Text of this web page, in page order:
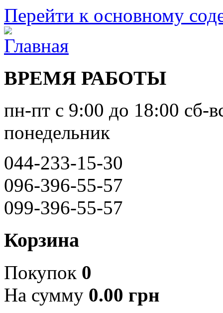
Перейти к основному
ВРЕМЯ РАБОТЫ
пн-пт с 9:00 до 18:00 сб-
понедельник
044-233-15-30
096-396-55-57
099-396-55-57
Корзина
Покупок 0
На сумму 0.00 грн